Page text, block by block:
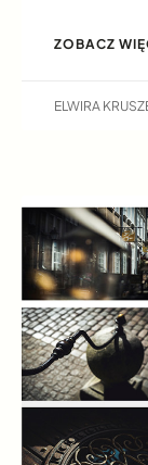
ZOBACZ
ELWIRA